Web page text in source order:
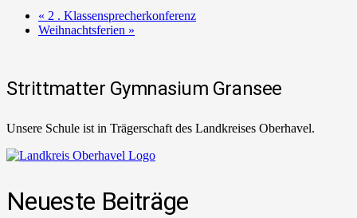
« 2 . Klassensprecherkonferenz
Weihnachtsferien »
Strittmatter Gymnasium Gransee
Unsere Schule ist in Trägerschaft des Landkreises Oberhavel.
Neueste Beiträge